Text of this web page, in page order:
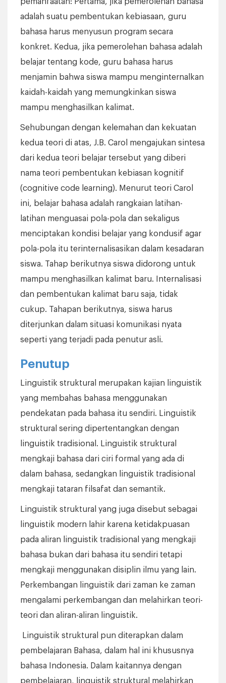
adalah suatu pembentukan kebiasaan, guru
bahasa harus menyusun program secara
konkret. Kedua, jika pemerolehan bahasa adalah
belajar tentang kode, guru bahasa harus
menjamin bahwa siswa mampu menginternalkan
kaidah-kaidah yang memungkinkan siswa
mampu menghasilkan kalimat.
Sehubungan dengan kelemahan dan kekuatan
kedua teori di atas, J.B. Carol mengajukan sintesa
dari kedua teori belajar tersebut yang diberi
nama teori pembentukan kebiasan kognitif
(cognitive code learning). Menurut teori Carol
ini, belajar bahasa adalah rangkaian latihan-
latihan menguasai pola-pola dan sekaligus
menciptakan kondisi belajar yang kondusif agar
pola-pola itu terinternalisasikan dalam kesadaran
siswa. Tahap berikutnya siswa didorong untuk
mampu menghasilkan kalimat baru. Internalisasi
dan pembentukan kalimat baru saja, tidak
cukup. Tahapan berikutnya, siswa harus
diterjunkan dalam situasi komunikasi nyata
seperti yang terjadi pada penutur asli.
Penutup
Linguistik struktural merupakan kajian linguistik
yang membahas bahasa menggunakan
pendekatan pada bahasa itu sendiri. Linguistik
struktural sering dipertentangkan dengan
linguistik tradisional. Linguistik struktural
mengkaji bahasa dari ciri formal yang ada di
dalam bahasa, sedangkan linguistik tradisional
mengkaji tataran filsafat dan semantik.
Linguistik struktural yang juga disebut sebagai
linguistik modern lahir karena ketidakpuasan
pada aliran linguistik tradisional yang mengkaji
bahasa bukan dari bahasa itu sendiri tetapi
mengkaji menggunakan disiplin ilmu yang lain.
Perkembangan linguistik dari zaman ke zaman
mengalami perkembangan dan melahirkan teori-
teori dan aliran-aliran linguistik.
Linguistik struktural pun diterapkan dalam
pembelajaran Bahasa, dalam hal ini khususnya
bahasa Indonesia. Dalam kaitannya dengan
pembelajaran, linguistik struktural melahirkan